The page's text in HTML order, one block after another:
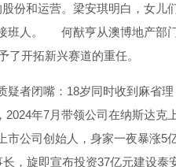
份和运营。梁安琪明白，女儿
人。
何猷亨从澳博地产部
开拓新兴赛道的重任。
疑者闭嘴：18岁同时收到麻省理
年7月带领公司在纳斯达克
市公司创始人，身家一夜暴涨5
，旋即宣布投资37亿元建设泰